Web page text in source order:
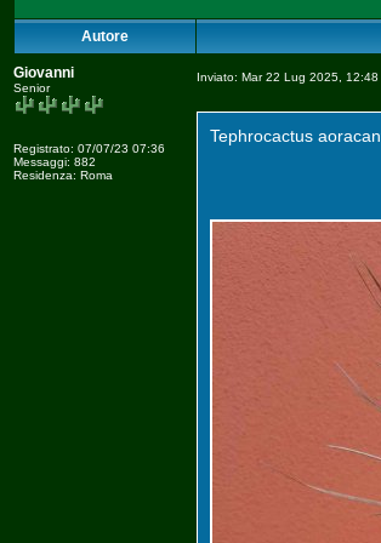
Autore
Giovanni
Senior
Registrato: 07/07/23 07:36
Messaggi: 882
Residenza: Roma
Inviato: Mar 22 Lug 2025,
Tephrocactus